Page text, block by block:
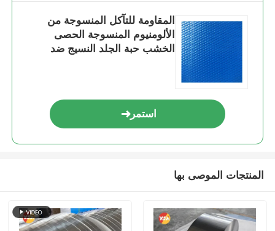
المقاومة للتآكل المنسوجة من
الألومنيوم المنسوجة الحصى
الخشب حبة الجلد النسيج ضد
استمر
المنتجات الموصى بها